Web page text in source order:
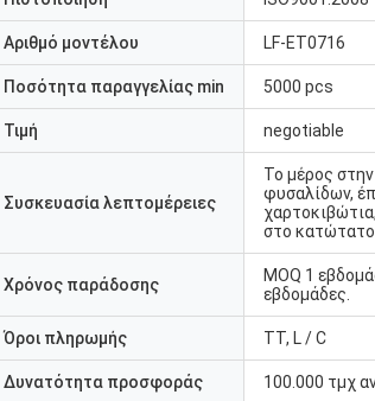
Αριθμό μοντέλου LF-ET0716
Ποσότητα παραγγελίας min 5000 pcs
Τιμή negotiable
Συσκευασία λεπτομέρειες
Το μέρος
φυσαλίδων,
στο κατώτατο
Χρόνος παράδοσης
MOQ 1
εβδομάδες.
Όροι πληρωμής TT, L / C
Δυνατότητα προσφοράς 100.000 τμχ